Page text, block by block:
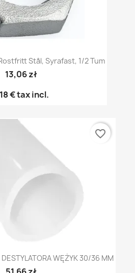
Stål, Syrafast, 1/2 Tum
13,06 zł
€tax incl.
DESTYLATORA WĘŻYK 30/36 MM
favorite_border